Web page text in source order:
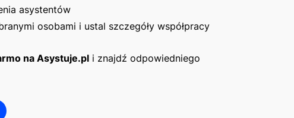
asystentów
osobami i ustal szczegóły współpracy
na Asystuje.pl i znajdź odpowiedniego